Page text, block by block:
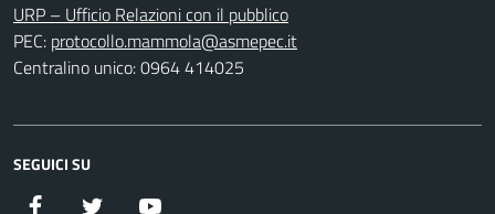
URP – Ufficio Relazioni con il pubblico
PEC: protocollo.mammola@asmepec.it
Centralino unico: 0964 414025
SEGUICI SU
Facebook Twitter